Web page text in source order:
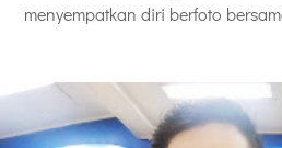
menyempatkan diri berfoto